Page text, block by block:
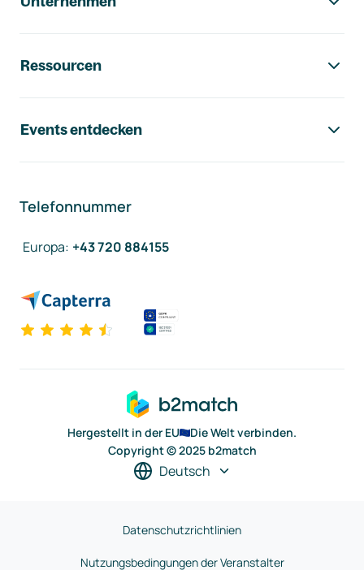
Ressourcen
Events entdecken
Telefonnummer
Europa: +43 720 884155
Hergestellt in der EU
Die Welt verbinden.
Copyright © 2025 b2match
Deutsch
Datenschutzrichtlinien
Nutzungsbedingungen der Veranstalter